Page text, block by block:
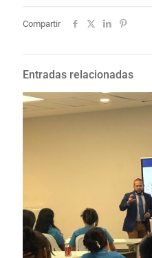
Compartir
Entradas relacionadas